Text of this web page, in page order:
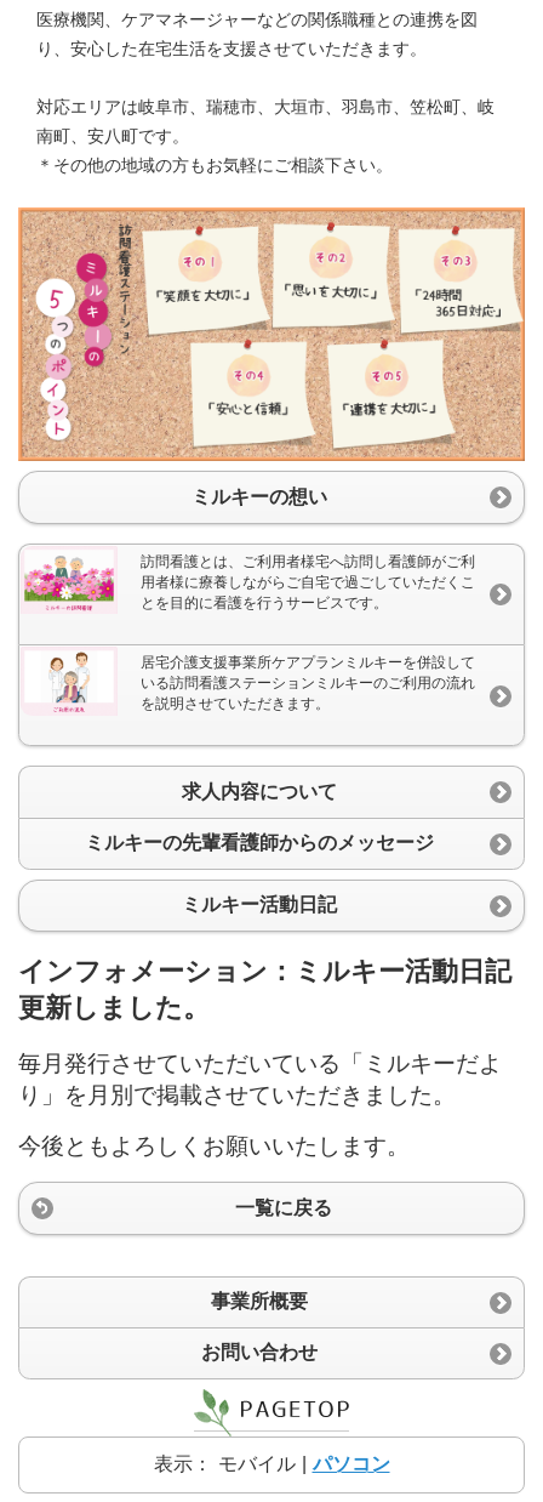
医療機関、ケアマネージャーなどの関係職種との連携を図
り、安心した在宅生活を支援させていただきます。
対応エリアは岐阜市、瑞穂市、大垣市、羽島市、笠松町、岐
南町、安八町です。
＊その他の地域の方もお気軽にご相談下さい。
ミルキーの想い
訪問看護とは、ご利用者様宅へ訪問し看護師がご利
用者様に療養しながらご自宅で過ごしていただくこ
とを目的に看護を行うサービスです。
居宅介護支援事業所ケアプランミルキーを併設して
いる訪問看護ステーションミルキーのご利用の流れ
を説明させていただきます。
求人内容について
ミルキーの先輩看護師からのメッセージ
ミルキー活動日記
インフォメーション：ミルキー活動日記
更新しました。
毎月発行させていただいている「ミルキーだよ
り」を月別で掲載させていただきました。
今後ともよろしくお願いいたします。
一覧に戻る
事業所概要
お問い合わせ
表示： モバイル パソコン